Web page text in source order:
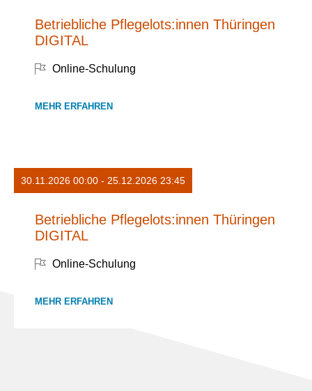
Betriebliche Pflegelots:innen Thüringen
DIGITAL
Online-Schulung
MEHR ERFAHREN
30.11.2026 00:00 - 25.12.2026 23:45
Betriebliche Pflegelots:innen Thüringen
DIGITAL
Online-Schulung
MEHR ERFAHREN